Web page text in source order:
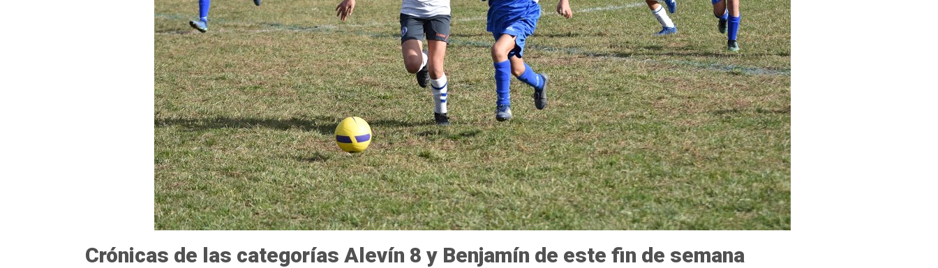
Crónicas de las categorías Alevín 8 y Benjamín de este fin de semana